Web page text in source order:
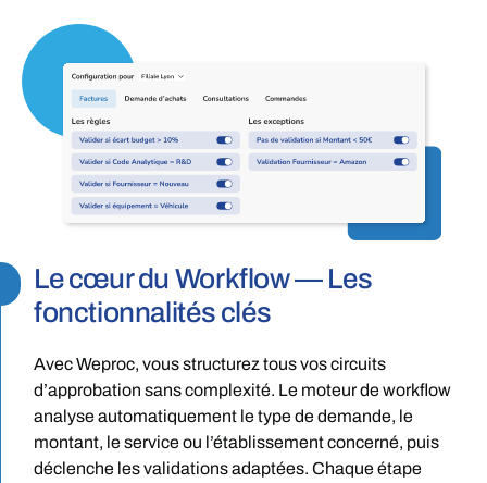
Le cœur du Workflow — Les
fonctionnalités clés
Avec Weproc, vous structurez tous vos circuits
d’approbation sans complexité. Le moteur de workflow
analyse automatiquement le type de demande, le
montant, le service ou l’établissement concerné, puis
déclenche les validations adaptées. Chaque étape